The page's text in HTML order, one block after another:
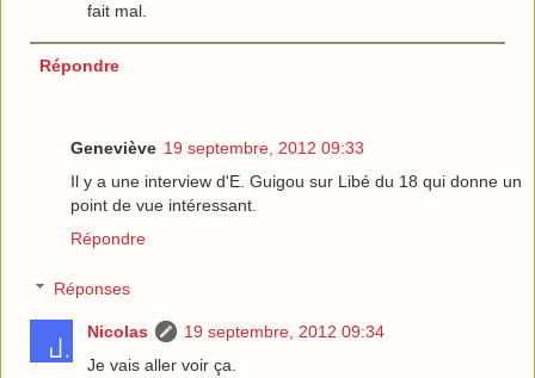
fait mal.
Répondre
Geneviève 19 septembre, 2012 09:33
Il y a une interview d'E. Guigou sur Libé du 18 qui donne un
point de vue intéressant.
Répondre
Réponses
Nicolas
19 septembre, 2012 09:34
Je vais aller voir ça.